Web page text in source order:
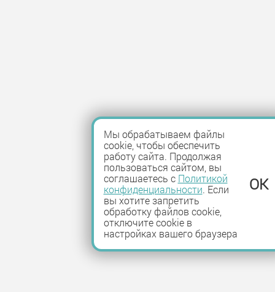
Мы обрабатываем файлы
cookie, чтобы обеспечить
работу сайта. Продолжая
пользоваться сайтом, вы
соглашаетесь с Политикой
конфиденциальности. Если
вы хотите запретить
обработку файлов cookie,
отключите cookie в
настройках вашего браузера
OK